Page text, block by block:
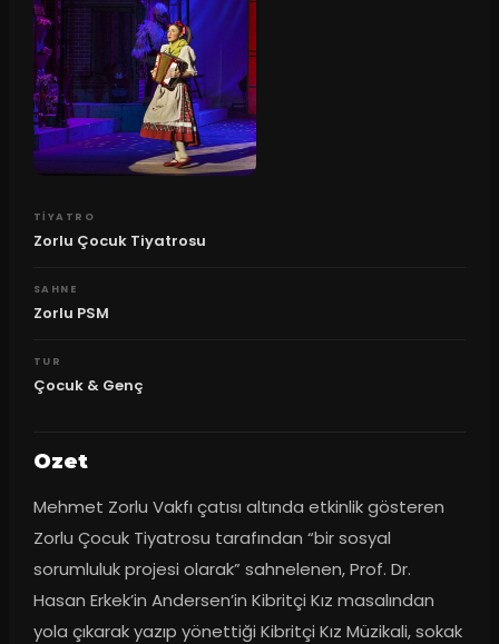
TIYATRO
Zorlu Çocuk Tiyatrosu
SAHNE
Zorlu PSM
TUR
Çocuk & Genç
Ozet
Mehmet Zorlu Vakfı çatısı altında etkinlik gösteren
Zorlu Çocuk Tiyatrosu tarafından “bir sosyal
sorumluluk projesi olarak” sahnelenen, Prof. Dr.
Hasan Erkek’in Andersen’in Kibritçi Kız masalından
yola çıkarak yazıp yönettiği Kibritçi Kız Müzikali, sokak